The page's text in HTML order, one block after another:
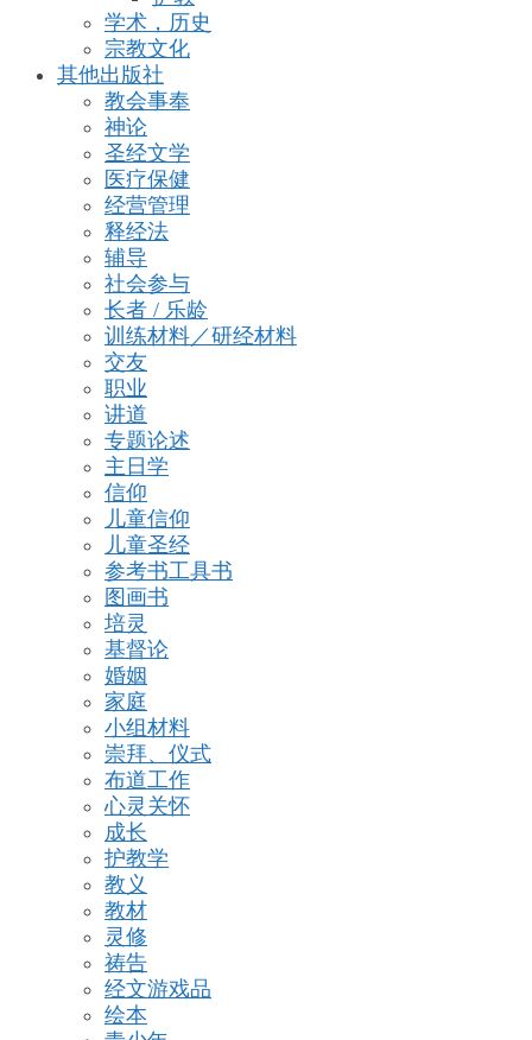
学术，历史
宗教文化
其他出版社
教会事奉
神论
圣经文学
医疗保健
经营管理
释经法
辅导
社会参与
长者 / 乐龄
训练材料／研经材料
交友
职业
讲道
专题论述
主日学
信仰
儿童信仰
儿童圣经
参考书工具书
图画书
培灵
基督论
婚姻
家庭
小组材料
崇拜、仪式
布道工作
心灵关怀
成长
护教学
教义
教材
灵修
祷告
经文游戏品
绘本